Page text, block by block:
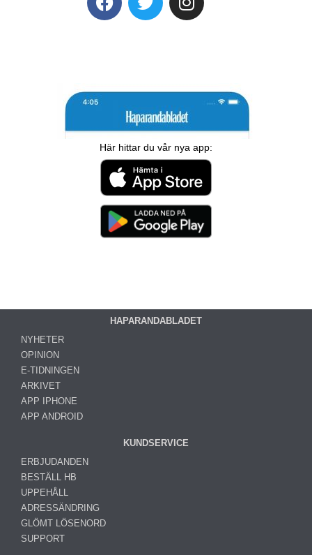
Här hittar du vår nya app:
HAPARANDABLADET
NYHETER
OPINION
E-TIDNINGEN
ARKIVET
APP IPHONE
APP ANDROID
KUNDSERVICE
ERBJUDANDEN
BESTÄLL HB
UPPEHÅLL
ADRESSÄNDRING
GLÖMT LÖSENORD
SUPPORT